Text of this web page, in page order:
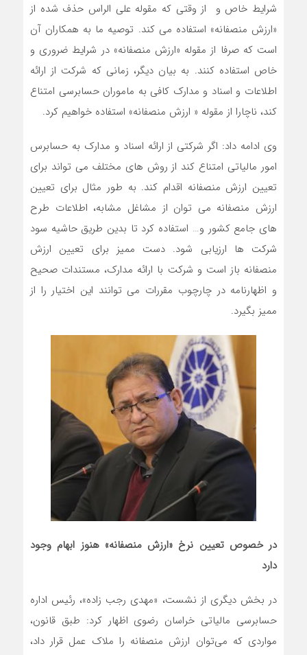
شرایط خاص و از وقتی که مقوله علی الراس حذف شده از
«ارزش منصفانه» استفاده می کند. توصیه ما به همکاران آن
است که صرفا از مقوله «ارزش منصفانه» در شرایط ضروری و
خاص استفاده کنند. به بیان دیگر، زمانی که شرکت از ارائه
اطلاعات و اسناد و مدارک کافی به ماموران حسابرسی امتناع
کند، ناچارا از مقوله « ارزش منصفانه» استفاده خواهیم کرد.
وی ادامه داد: اگر شرکتی از ارائه اسناد و مدارک به حسابرس
امور مالیاتی امتناع کند از روش های مختلف می تواند برای
تعیین ارزش منصفانه اقدام کند. به طور مثال برای تعیین
ارزش منصفانه می توان از مشاغل مشابه، اطلاعات طرح
های جامع کشور و… استفاده کرد تا بدین طریق حاشیه سود
شرکت ها ارزیابی شود. دست ممیز برای تعیین ارزش
منصفانه باز است و شرکت با ارائه مدارک، مستندات صحیح
و اظهارنامه در چارچوب مقررات می توانند این اختیار را از
ممیز بگیرد.
در خصوص تعیین نرخ «ارزش منصفانه» هنوز ابهام وجود
دارد
در بخش دیگری از نشست، «مهدی رجب زاده»، رئیس اداره
حسابرسی مالیاتی خراسان رضوی اظهار کرد: طبق قانون،
مواردی که می‌توان ارزش منصفانه را ملاک عمل قرار داد،